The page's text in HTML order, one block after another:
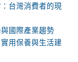
台灣消費者的現
國際產業趨勢
用保養與生活建